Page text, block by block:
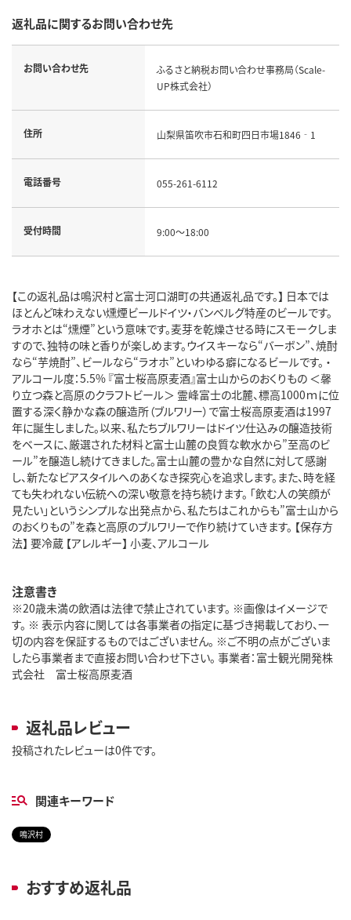
返礼品に関するお問い合わせ先
お問い合わせ先
ふるさと納税お問い合わせ事務局（Scale-
UP株式会社）
住所 山梨県笛吹市石和町四日市場1846‐1
電話番号 055-261-6112
受付時間 9:00～18:00
【この返礼品は鳴沢村と富士河口湖町の共通返礼品です。】 日本では
ほとんど味わえない燻煙ビールドイツ・バンベルグ特産のビールです。
ラオホとは“燻煙”という意味です。麦芽を乾燥させる時にスモークしま
すので、独特の味と香りが楽しめます。ウイスキーなら“バーボン”、焼酎
なら“芋焼酎”、ビールなら“ラオホ”といわゆる癖になるビールです。 ・
アルコール度：5.5% 『富士桜高原麦酒』富士山からのおくりもの ＜馨
り立つ森と高原のクラフトビール＞ 霊峰富士の北麓、標高1000ｍに位
置する深く静かな森の醸造所（ブルワリー）で富士桜高原麦酒は1997
年に誕生しました。以来、私たちブルワリーはドイツ仕込みの醸造技術
をベースに、厳選された材料と富士山麓の良質な軟水から”至高のビ
ール”を醸造し続けてきました。富士山麓の豊かな自然に対して感謝
し、新たなビアスタイルへのあくなき探究心を追求します。また、時を経
ても失われない伝統への深い敬意を持ち続けます。 「飲む人の笑顔が
見たい」というシンプルな出発点から、私たちはこれからも”富士山から
のおくりもの”を森と高原のブルワリーで作り続けていきます。 【保存方
法】 要冷蔵 【アレルギー】 小麦、アルコール
注意書き
※20歳未満の飲酒は法律で禁止されています。 ※画像はイメージで
す。 ※ 表示内容に関しては各事業者の指定に基づき掲載しており、一
切の内容を保証するものではございません。 ※ご不明の点がございま
したら事業者まで直接お問い合わせ下さい。 事業者：富士観光開発株
式会社 富士桜高原麦酒
返礼品レビュー
投稿されたレビューは0件です。
関連キーワード
鳴沢村
おすすめ返礼品